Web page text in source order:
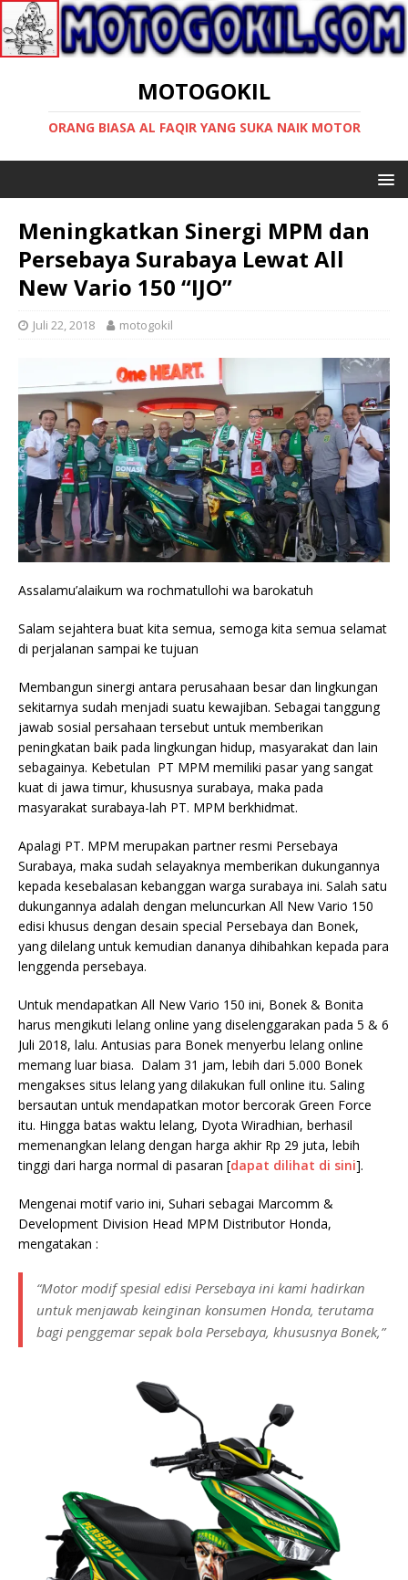
MOTOGOKIL
ORANG BIASA AL FAQIR YANG SUKA NAIK MOTOR
Meningkatkan Sinergi MPM dan
Persebaya Surabaya Lewat All
New Vario 150 “IJO”
Juli 22, 2018 motogokil
Assalamu’alaikum wa rochmatullohi wa barokatuh
Salam sejahtera buat kita semua, semoga kita semua selamat
di perjalanan sampai ke tujuan
Membangun sinergi antara perusahaan besar dan lingkungan
sekitarnya sudah menjadi suatu kewajiban. Sebagai tanggung
jawab sosial persahaan tersebut untuk memberikan
peningkatan baik pada lingkungan hidup, masyarakat dan lain
sebagainya. Kebetulan PT MPM memiliki pasar yang sangat
kuat di jawa timur, khususnya surabaya, maka pada
masyarakat surabaya-lah PT. MPM berkhidmat.
Apalagi PT. MPM merupakan partner resmi Persebaya
Surabaya, maka sudah selayaknya memberikan dukungannya
kepada kesebalasan kebanggan warga surabaya ini. Salah satu
dukungannya adalah dengan meluncurkan All New Vario 150
edisi khusus dengan desain special Persebaya dan Bonek,
yangdilelang untuk kemudian dananya dihibahkan kepada para
lenggenda persebaya.
Untuk mendapatkan All New Vario 150 ini, Bonek & Bonita
harus mengikuti lelang online yang diselenggarakan pada 5 & 6
Juli 2018, lalu. Antusias para Bonek menyerbu lelang online
memang luar biasa. Dalam 31 jam, lebih dari 5.000 Bonek
mengakses situs lelang yang dilakukan full online itu. Saling
bersautan untuk mendapatkan motor bercorak Green Force
itu. Hingga batas waktu lelang, Dyota Wiradhian, berhasil
memenangkan lelang dengan harga akhir Rp 29 juta, lebih
tinggi dari harga normal di pasaran [dapat dilihat di sini].
Mengenai motif vario ini, Suhari sebagai Marcomm &
Development Division Head MPM Distributor Honda,
mengatakan :
“Motor modif spesial edisi Persebaya ini kami hadirkan
untuk menjawab keinginan konsumen Honda, terutama
bagi penggemar sepak bola Persebaya, khususnya Bonek,”